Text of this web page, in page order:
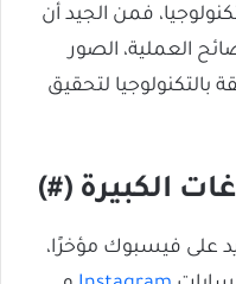
فمن الجيد أن
العملية، الصور
بالتكنولوجيا لتحقيق
على فيسبوك مؤخرًا،